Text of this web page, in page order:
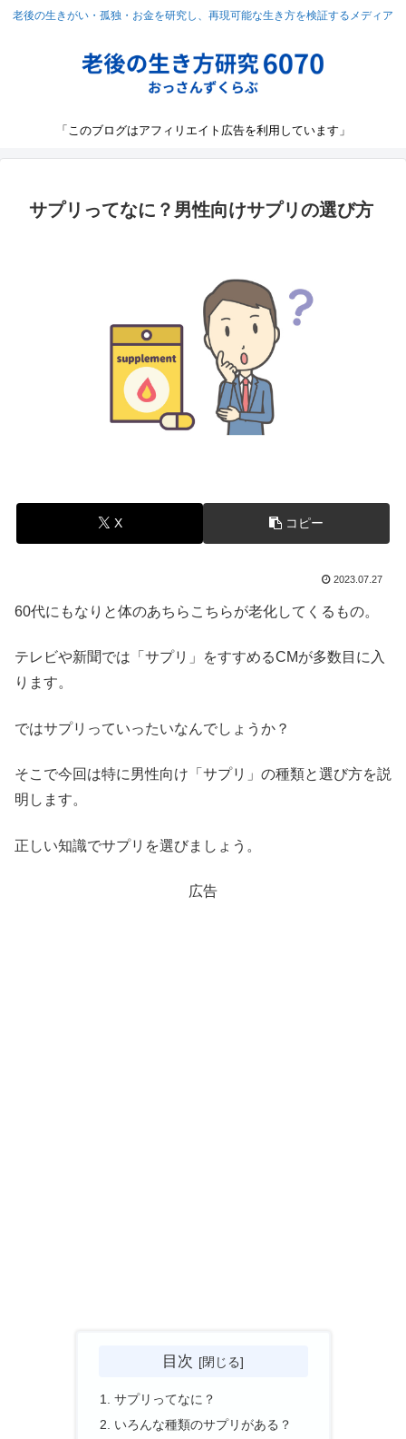
老後の生きがい・孤独・お金を研究し、再現可能な生き方を検証するメディア
「このブログはアフィリエイト広告を利用しています」
サプリってなに？男性向けサプリの選び方
X コピー
2023.07.27
60代にもなりと体のあちらこちらが老化してくるもの。
テレビや新聞では「サプリ」をすすめるCMが多数目に入
ります。
ではサプリっていったいなんでしょうか？
そこで今回は特に男性向け「サプリ」の種類と選び方を説
明します。
正しい知識でサプリを選びましょう。
広告
目次
サプリってなに？
いろんな種類のサプリがある？